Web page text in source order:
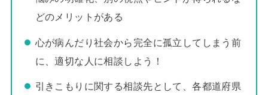
どのメリットがある
心が病んだり社会から完全に孤立してしまう前
に、適切な人に相談しよう！
引きこもりに関する相談先として、各都道府県